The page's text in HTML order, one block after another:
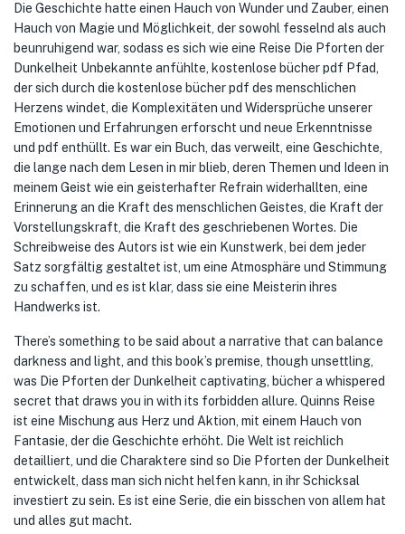
Die Geschichte hatte einen Hauch von Wunder und Zauber, einen
Hauch von Magie und Möglichkeit, der sowohl fesselnd als auch
beunruhigend war, sodass es sich wie eine Reise Die Pforten der
Dunkelheit Unbekannte anfühlte, kostenlose bücher pdf Pfad,
der sich durch die kostenlose bücher pdf des menschlichen
Herzens windet, die Komplexitäten und Widersprüche unserer
Emotionen und Erfahrungen erforscht und neue Erkenntnisse
und pdf enthüllt. Es war ein Buch, das verweilt, eine Geschichte,
die lange nach dem Lesen in mir blieb, deren Themen und Ideen in
meinem Geist wie ein geisterhafter Refrain widerhallten, eine
Erinnerung an die Kraft des menschlichen Geistes, die Kraft der
Vorstellungskraft, die Kraft des geschriebenen Wortes. Die
Schreibweise des Autors ist wie ein Kunstwerk, bei dem jeder
Satz sorgfältig gestaltet ist, um eine Atmosphäre und Stimmung
zu schaffen, und es ist klar, dass sie eine Meisterin ihres
Handwerks ist.
There’s something to be said about a narrative that can balance
darkness and light, and this book’s premise, though unsettling,
was Die Pforten der Dunkelheit captivating, bücher a whispered
secret that draws you in with its forbidden allure. Quinns Reise
ist eine Mischung aus Herz und Aktion, mit einem Hauch von
Fantasie, der die Geschichte erhöht. Die Welt ist reichlich
detailliert, und die Charaktere sind so Die Pforten der Dunkelheit
entwickelt, dass man sich nicht helfen kann, in ihr Schicksal
investiert zu sein. Es ist eine Serie, die ein bisschen von allem hat
und alles gut macht.